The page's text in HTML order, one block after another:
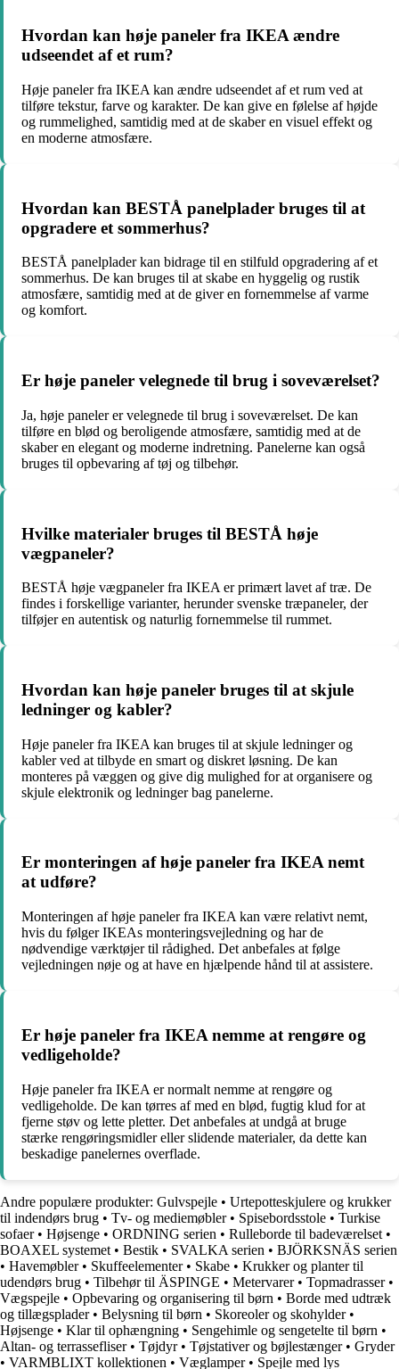
Hvordan kan høje paneler fra IKEA ændre
udseendet af et rum?
Høje paneler fra IKEA kan ændre udseendet af et rum ved at
tilføre tekstur, farve og karakter. De kan give en følelse af højde
og rummelighed, samtidig med at de skaber en visuel effekt og
en moderne atmosfære.
Hvordan kan BESTÅ panelplader bruges til at
opgradere et sommerhus?
BESTÅ panelplader kan bidrage til en stilfuld opgradering af et
sommerhus. De kan bruges til at skabe en hyggelig og rustik
atmosfære, samtidig med at de giver en fornemmelse af varme
og komfort.
Er høje paneler velegnede til brug i soveværelset?
Ja, høje paneler er velegnede til brug i soveværelset. De kan
tilføre en blød og beroligende atmosfære, samtidig med at de
skaber en elegant og moderne indretning. Panelerne kan også
bruges til opbevaring af tøj og tilbehør.
Hvilke materialer bruges til BESTÅ høje
vægpaneler?
BESTÅ høje vægpaneler fra IKEA er primært lavet af træ. De
findes i forskellige varianter, herunder svenske træpaneler, der
tilføjer en autentisk og naturlig fornemmelse til rummet.
Hvordan kan høje paneler bruges til at skjule
ledninger og kabler?
Høje paneler fra IKEA kan bruges til at skjule ledninger og
kabler ved at tilbyde en smart og diskret løsning. De kan
monteres på væggen og give dig mulighed for at organisere og
skjule elektronik og ledninger bag panelerne.
Er monteringen af høje paneler fra IKEA nemt
at udføre?
Monteringen af høje paneler fra IKEA kan være relativt nemt,
hvis du følger IKEAs monteringsvejledning og har de
nødvendige værktøjer til rådighed. Det anbefales at følge
vejledningen nøje og at have en hjælpende hånd til at assistere.
Er høje paneler fra IKEA nemme at rengøre og
vedligeholde?
Høje paneler fra IKEA er normalt nemme at rengøre og
vedligeholde. De kan tørres af med en blød, fugtig klud for at
fjerne støv og lette pletter. Det anbefales at undgå at bruge
stærke rengøringsmidler eller slidende materialer, da dette kan
beskadige panelernes overflade.
Andre populære produkter: Gulvspejle • Urtepotteskjulere og krukker
til indendørs brug • Tv- og mediemøbler• Spisebordsstole • Turkise
sofaer• Højsenge • ORDNING serien • Rulleborde til badeværelset •
BOAXEL systemet • Bestik • SVALKA serien • BJÖRKSNÄS serien
• Havemøbler• Skuffeelementer• Skabe • Krukker og planter til
udendørs brug • Tilbehør til ÄSPINGE • Metervarer• Topmadrasser•
Vægspejle • Opbevaring og organisering til børn • Borde med udtræk
og tillægsplader• Belysning til børn • Skoreoler og skohylder•
Højsenge • Klar til ophængning • Sengehimle og sengetelte til børn •
Altan- og terrassefliser• Tøjdyr• Tøjstativer og bøjlestænger• Gryder
• VARMBLIXT kollektionen • Væglamper• Spejle med lys